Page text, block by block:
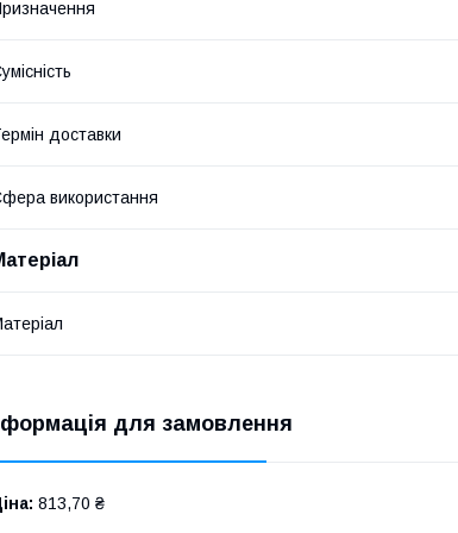
доставки
використання
для замовлення
813,70 ₴